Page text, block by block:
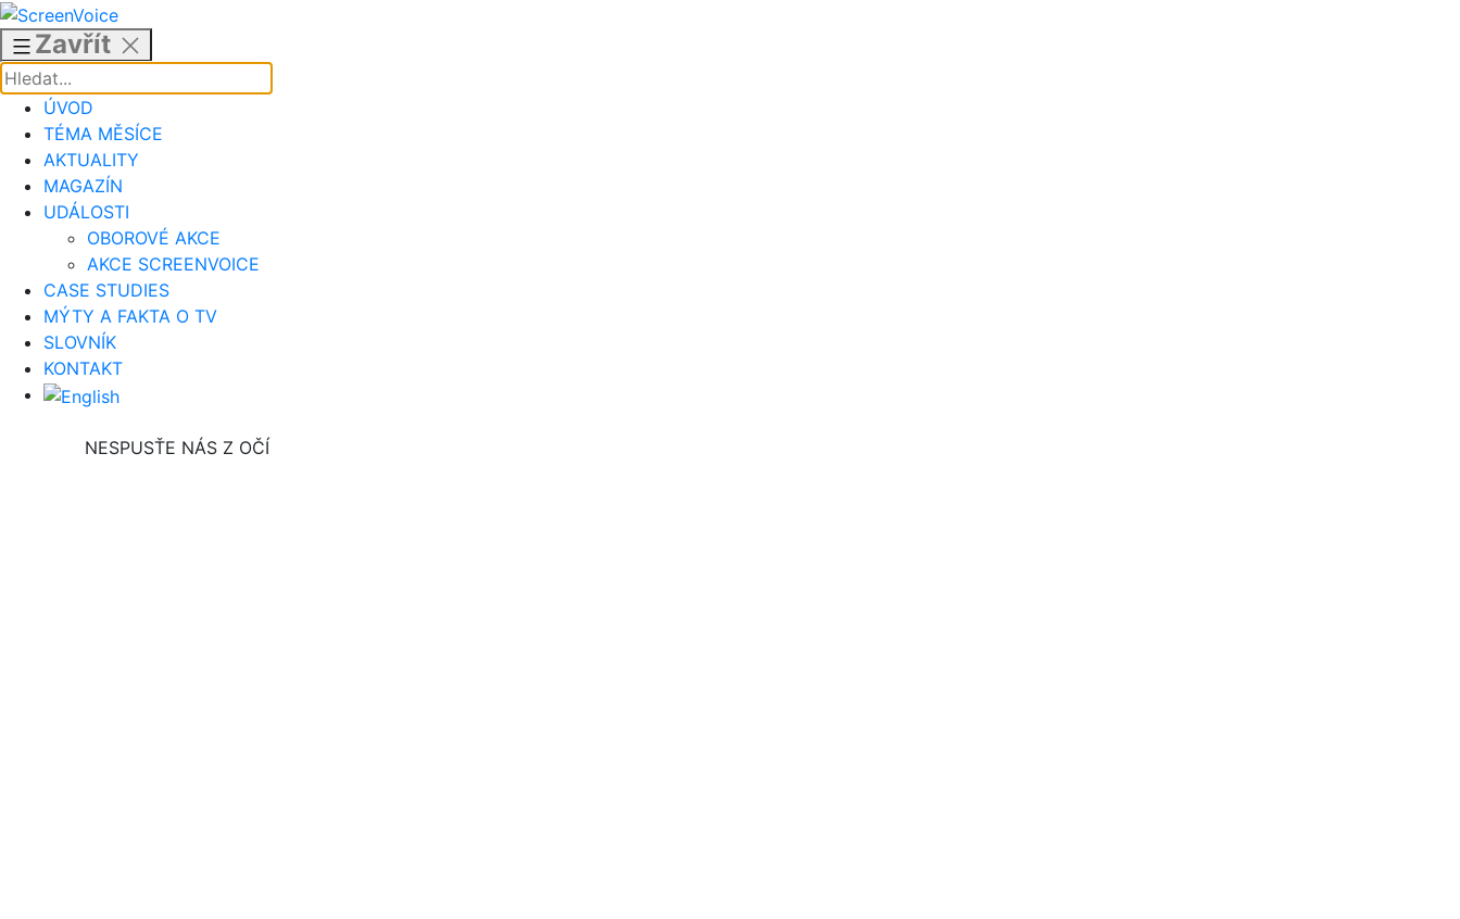
Přejít
obsahu
Zavřít
ÚVOD
TÉMA MĚSÍCE
AKTUALITY
MAGAZÍN
UDÁLOSTI
OBOROVÉ AKCE
AKCE SCREENVOICE
CASE STUDIES
MÝTY A FAKTA O TV
SLOVNÍK
KONTAKT
NESPUSŤE NÁS Z OČÍ